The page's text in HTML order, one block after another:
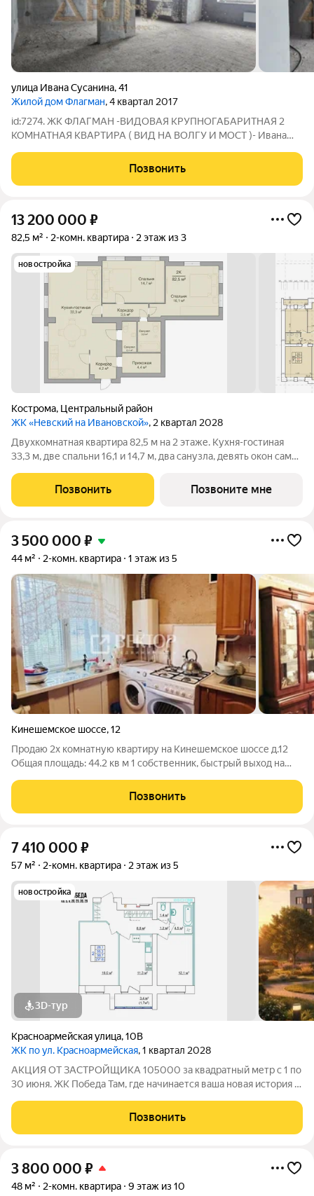
улица Ивана Сусанина,41
Жилой дом Флагман, 4 квартал 2017
id:7274. ЖК ФЛАГМАН -ВИДОВАЯ КРУПНОГАБАРИТНАЯ 2
КОМНАТНАЯ КВАРТИРА ( ВИД НА ВОЛГУ И МОСТ )- Ивана
пвх Свободная планировка Санузел раздельный Приборы
учёта 1 взрослый собственник Быстрый выход
Позвонить
13 200 000 ₽
82,5 м² 2-комн. квартира 2 этаж из 3
новостройка
Кострома, Центральный район
ЖК «Невский на Ивановской», 2 квартал 2028
Двухкомнатная квартира 82,5 м на 2 этаже. Кухня-гостиная
33,3 м, две спальни 16,1 и 14,7 м, два санузла, девять окон самая
Кирпичный дом на 14 квартир в историческом центре
Костромы, 2 этажа и
Позвонить Позвоните мне
3 500 000 ₽
44 м² 2-комн. квартира 1 этаж из 5
Кинешемское шоссе,12
Продаю 2х комнатную квартиру на Кинешемское шоссе д.12
Общая площадь: 44.2 кв м 1 собственник, быстрый выход на
на кухне останется кухонный гарнитур в комнате натяжные
потолки и пластиковые
Позвонить
7 410 000 ₽
57 м² 2-комн. квартира 2 этаж из 5
новостройка
3D-тур
Красноармейская улица,10В
ЖК по ул. Красноармейская, 1 квартал 2028
АКЦИЯ ОТ ЗАСТРОЙЩИКА 105000 за квадратный метр с 1 по
30 июня. ЖК Победа Там, где начинается ваша новая история 1.
современный 5-этажный кирпичный дом на 49 квартир,
созданный в формате уютного
Позвонить
3 800 000 ₽
48 м² 2-комн. квартира 9 этаж из 10